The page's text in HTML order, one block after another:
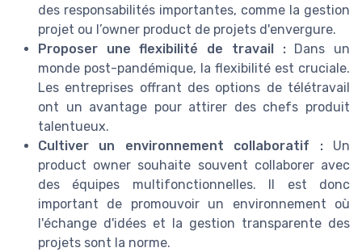
des responsabilités importantes, comme la gestion
projet ou l’owner product de projets d'envergure.
Proposer une flexibilité de travail :Dans un
monde post-pandémique, la flexibilité est cruciale.
Les entreprises offrant des options de télétravail
ont un avantage pour attirer des chefs produit
talentueux.
Cultiver un environnement collaboratif :Un
product owner souhaite souvent collaborer avec
des équipes multifonctionnelles. Il est donc
important de promouvoir un environnement où
l'échange d'idées et la gestion transparente des
projets sont la norme.